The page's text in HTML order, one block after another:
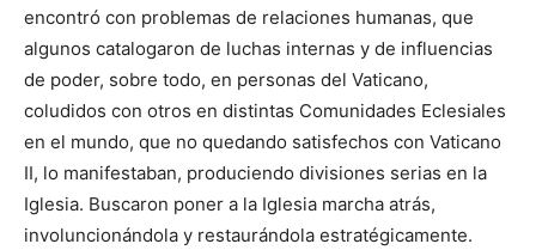
encontró con problemas de relaciones humanas, que
algunos catalogaron de luchas internas y de influencias
de poder, sobre todo, en personas del Vaticano,
coludidos con otros en distintas Comunidades Eclesiales
en el mundo, que no quedando satisfechos con Vaticano
II, lo manifestaban, produciendo divisiones serias en la
Iglesia. Buscaron poner a la Iglesia marcha atrás,
involuncionándola y restaurándola estratégicamente.